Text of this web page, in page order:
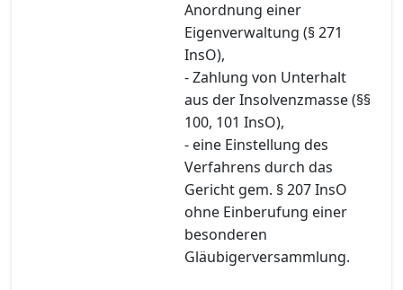
Anordnung einer
Eigenverwaltung (§ 271
InsO),
- Zahlung von Unterhalt
aus der Insolvenzmasse (§§
100, 101 InsO),
- eine Einstellung des
Verfahrens durch das
Gericht gem. § 207 InsO
ohne Einberufung einer
besonderen
Gläubigerversammlung.